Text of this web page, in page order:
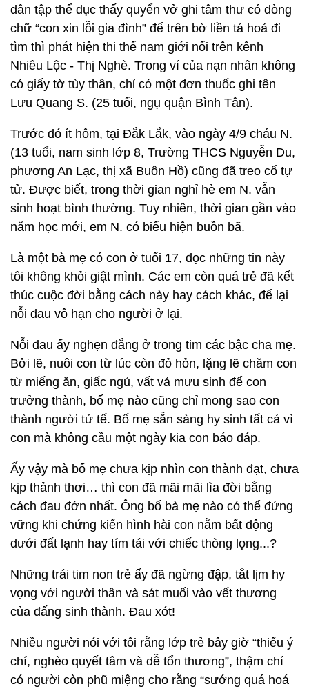
dân tập thể dục thấy quyển vở ghi tâm thư có dòng
chữ “con xin lỗi gia đình” để trên bờ liền tá hoả đi
tìm thì phát hiện thi thể nam giới nổi trên kênh
Nhiêu Lộc - Thị Nghè. Trong ví của nạn nhân không
có giấy tờ tùy thân, chỉ có một đơn thuốc ghi tên
Lưu Quang S. (25 tuổi, ngụ quận Bình Tân).
Trước đó ít hôm, tại Đắk Lắk, vào ngày 4/9 cháu N.
(13 tuổi, nam sinh lớp 8, Trường THCS Nguyễn Du,
phương An Lạc, thị xã Buôn Hồ) cũng đã treo cổ tự
tử. Được biết, trong thời gian nghỉ hè em N. vẫn
sinh hoạt bình thường. Tuy nhiên, thời gian gần vào
năm học mới, em N. có biểu hiện buồn bã.
Là một bà mẹ có con ở tuổi 17, đọc những tin này
tôi không khỏi giật mình. Các em còn quá trẻ đã kết
thúc cuộc đời bằng cách này hay cách khác, để lại
nỗi đau vô hạn cho người ở lại.
Nỗi đau ấy nghẹn đắng ở trong tim các bậc cha mẹ.
Bởi lẽ, nuôi con từ lúc còn đỏ hỏn, lặng lẽ chăm con
từ miếng ăn, giấc ngủ, vất vả mưu sinh để con
trưởng thành, bố mẹ nào cũng chỉ mong sao con
thành người tử tế. Bố mẹ sẵn sàng hy sinh tất cả vì
con mà không cầu một ngày kia con báo đáp.
Ấy vậy mà bố mẹ chưa kịp nhìn con thành đạt, chưa
kịp thảnh thơi… thì con đã mãi mãi lìa đời bằng
cách đau đớn nhất. Ông bố bà mẹ nào có thể đứng
vững khi chứng kiến hình hài con nằm bất động
dưới đất lạnh hay tím tái với chiếc thòng lọng...?
Những trái tim non trẻ ấy đã ngừng đập, tắt lịm hy
vọng với người thân và sát muối vào vết thương
của đấng sinh thành. Đau xót!
Nhiều người nói với tôi rằng lớp trẻ bây giờ “thiếu ý
chí, nghèo quyết tâm và dễ tổn thương”, thậm chí
có người còn phũ miệng cho rằng “sướng quá hoá